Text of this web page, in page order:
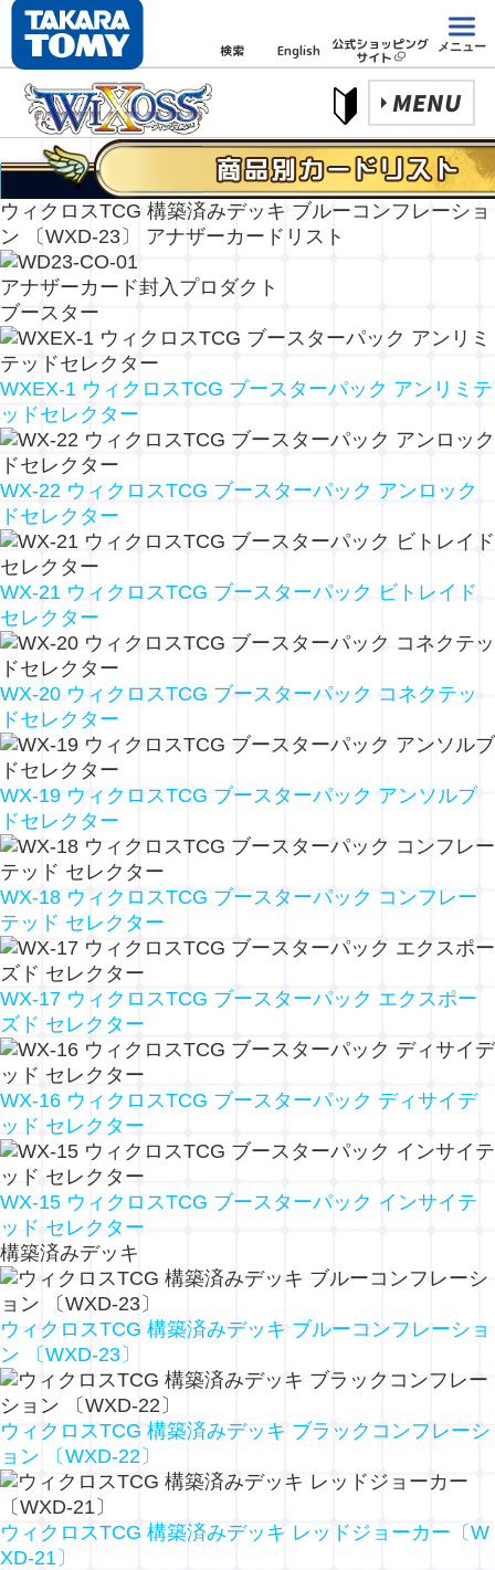
検索 English 公式ショッピング
サイト
メニュー
MENU
ウィクロスTCG 構築済みデッキ ブルーコンフレーショ
ン 〔WXD-23〕 アナザーカードリスト
アナザーカード封入プロダクト
ブースター
WXEX-1 ウィクロスTCG ブースターパック アンリミテ
ッドセレクター
WX-22 ウィクロスTCG ブースターパック アンロック
ドセレクター
WX-21 ウィクロスTCG ブースターパック ビトレイド
セレクター
WX-20 ウィクロスTCG ブースターパック コネクテッ
ドセレクター
WX-19 ウィクロスTCG ブースターパック アンソルブ
ドセレクター
WX-18 ウィクロスTCG ブースターパック コンフレー
テッド セレクター
WX-17 ウィクロスTCG ブースターパック エクスポー
ズド セレクター
WX-16 ウィクロスTCG ブースターパック ディサイデ
ッド セレクター
WX-15 ウィクロスTCG ブースターパック インサイテ
ッド セレクター
構築済みデッキ
ウィクロスTCG 構築済みデッキ ブルーコンフレーショ
ン 〔WXD-23〕
ウィクロスTCG 構築済みデッキ ブラックコンフレーシ
ョン 〔WXD-22〕
ウィクロスTCG 構築済みデッキ レッドジョーカー〔W
XD-21〕